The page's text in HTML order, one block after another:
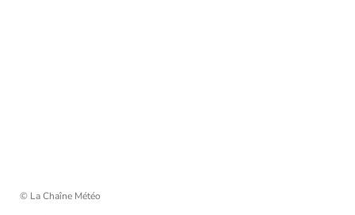
© La Chaîne Météo